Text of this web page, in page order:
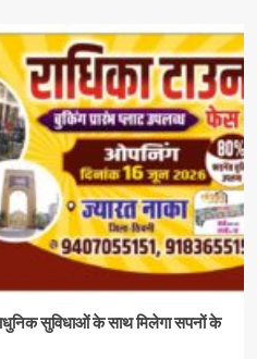
सुविधाओं के साथ मिलेगा सपनों के